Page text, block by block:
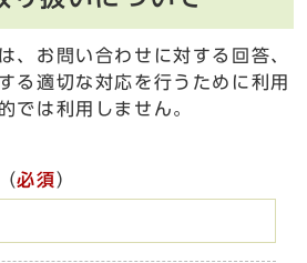
、お問い合わせに対する回答、
る適切な対応を行うために利用
では利用しません。
（必須）